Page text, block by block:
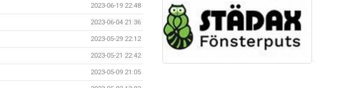
2023-06-19 22:48
2023-06-04 21:36
2023-05-29 22:12
2023-05-21 22:42
2023-05-09 21:05